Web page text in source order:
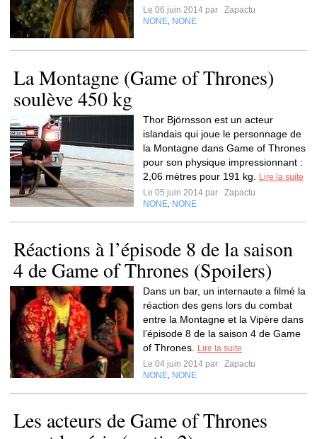
Le 06 juin 2014 par
Zapactu
NONE NONE
La Montagne (Game of Thrones)
soulève 450 kg
Thor Björnsson est un acteur
islandais qui joue le personnage de
la Montagne dans Game of Thrones
pour son physique impressionnant :
2,06 mètres pour 191 kg.
Lire la suite
Le 05 juin 2014 par
Zapactu
NONE NONE
Réactions à l’épisode 8 de la saison
4 de Game of Thrones (Spoilers)
Dans un bar, un internaute a filmé la
réaction des gens lors du combat
entre la Montagne et la Vipère dans
l’épisode 8 de la saison 4 de Game
of Thrones.
Lire la suite
Le 04 juin 2014 par
Zapactu
NONE NONE
Les acteurs de Game of Thrones